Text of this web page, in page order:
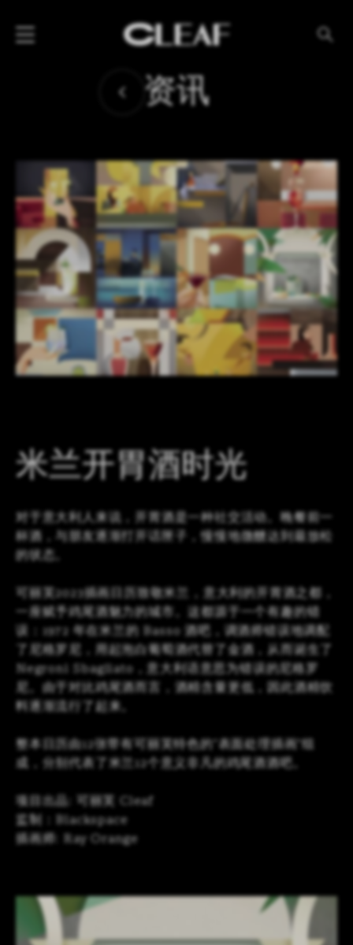
产品系列
公司
资讯
案例
下载专区
代理商
LOGIN
资讯
米兰开胃酒时光
对于意大利人来说，开胃酒是一种社交活动。晚餐前一
杯酒，与朋友逐渐打开话匣子，慢慢地微醺达到最放松
的状态。
可丽芙2023插画日历致敬米兰，意大利的开胃酒之都，
一座赋予鸡尾酒魅力的城市。这都源于一个有趣的错
误：1972 年在米兰的 Basso 酒吧，调酒师错误地调配
了尼格罗尼，用起泡白葡萄酒代替了金酒，从而诞生了
Negroni Sbagliato，意大利语意思为错误的尼格罗
尼。由于对比鸡尾酒而言，酒精含量更低，因此酒精饮
料逐渐流行了起来。
整本日历由12张带有可丽芙特色的”表面处理插画”组
成，分别代表了米兰12个意义非凡的鸡尾酒酒吧。
项目出品: 可丽芙 Cleaf
监制：Blackspace
插画师: Ray Orange